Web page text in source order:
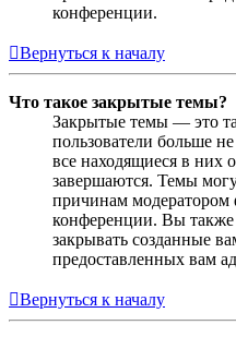
конференции.
Вернуться к началу
Что такое закрытые темы?
Закрытые темы — это
пользователи больше
все находящиеся в них
завершаются. Темы
причинам
конференции. Вы
закрывать созданные
предоставленных вам
Вернуться к началу